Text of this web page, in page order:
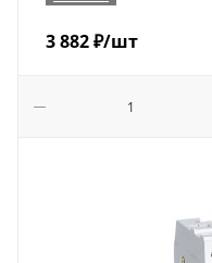
3 882₽/шт